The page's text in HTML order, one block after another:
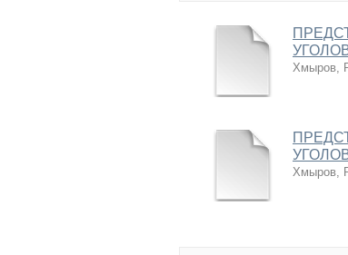
Хмыров,
Хмыров,